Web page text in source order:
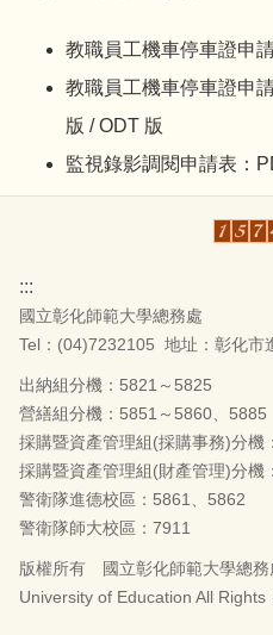
教職員工機車停車證申
教職員工機車停車證申
版 /ODT 版
監視錄影調閱申請表：
:::
國立彰化師範大學總務處
Tel：(04)7232105 地址：彰化市
出納組分機：5821～5825
營繕組分機：5851～5860、5885
採購暨資產管理組(採購事務)分機
採購暨資產管理組(財產管理)分機
警衛隊進德校區：5861、5862
警衛隊師大校區：7911
版權所有 國立彰化師範大學總
University of Education All Rights